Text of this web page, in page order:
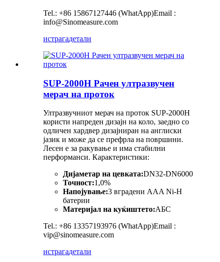
Tel.: +86 15867127446 (WhatApp)Email :
info@Sinomeasure.com
истрагадетали
SUP-2000H Рачен ултразвучен
мерач на проток
Ултразвучниот мерач на проток SUP-2000H
користи напреден дизајн на коло, заедно со
одличен хардвер дизајниран на англиски
јазик и може да се префрла на површини.
Лесен е за ракување и има стабилни
перформанси. Карактеристики:
Дијаметар на цевката:DN32-DN6000
Точност:1,0%
Напојување:3 вградени AAA Ni-H
батерии
Материјал на куќиштето:АБС
Tel.: +86 13357193976 (WhatApp)Email :
vip@sinomeasure.com
истрагадетали